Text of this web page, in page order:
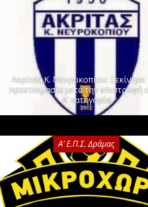
Ακρίτας Κ. Νευροκοπίου: Ξεκίνησε
προετοιμασία μετά την επιστροφή
Α’ κατηγορία
Α' Ε.Π.Σ. Δράμας